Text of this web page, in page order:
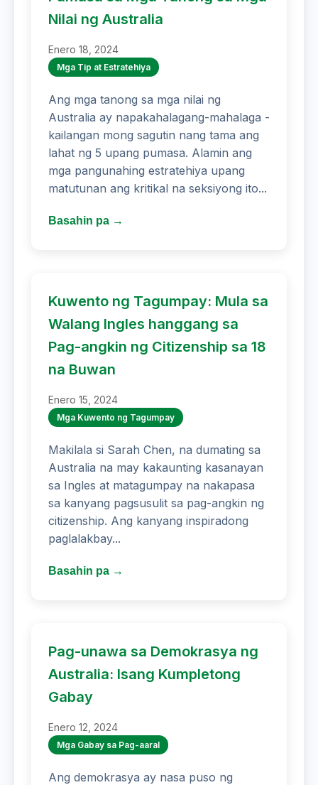
Nilai ng Australia
Enero 18, 2024
Mga Tip at Estratehiya
Ang mga tanong sa mga nilai ng
Australia ay napakahalagang-mahalaga -
kailangan mong sagutin nang tama ang
lahat ng 5 upang pumasa. Alamin ang
mga pangunahing estratehiya upang
matutunan ang kritikal na seksiyong ito...
Basahin pa →
Kuwento ng Tagumpay: Mula sa
Walang Ingles hanggang sa
Pag-angkin ng Citizenship sa 18
na Buwan
Enero 15, 2024
Mga Kuwento ng Tagumpay
Makilala si Sarah Chen, na dumating sa
Australia na may kakaunting kasanayan
sa Ingles at matagumpay na nakapasa
sa kanyang pagsusulit sa pag-angkin ng
citizenship. Ang kanyang inspiradong
paglalakbay...
Basahin pa →
Pag-unawa sa Demokrasya ng
Australia: Isang Kumpletong
Gabay
Enero 12, 2024
Mga Gabay sa Pag-aaral
Ang demokrasya ay nasa puso ng